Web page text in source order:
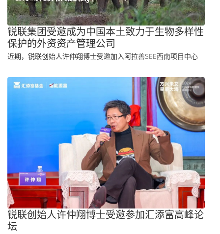
锐联集团受邀成为中国本土致力于生物多样性
保护的外资资产管理公司
近期，锐联创始人许仲翔博士受邀加入阿拉善SEE西南项目中心
锐联创始人许仲翔博士受邀参加汇添富高峰论
坛